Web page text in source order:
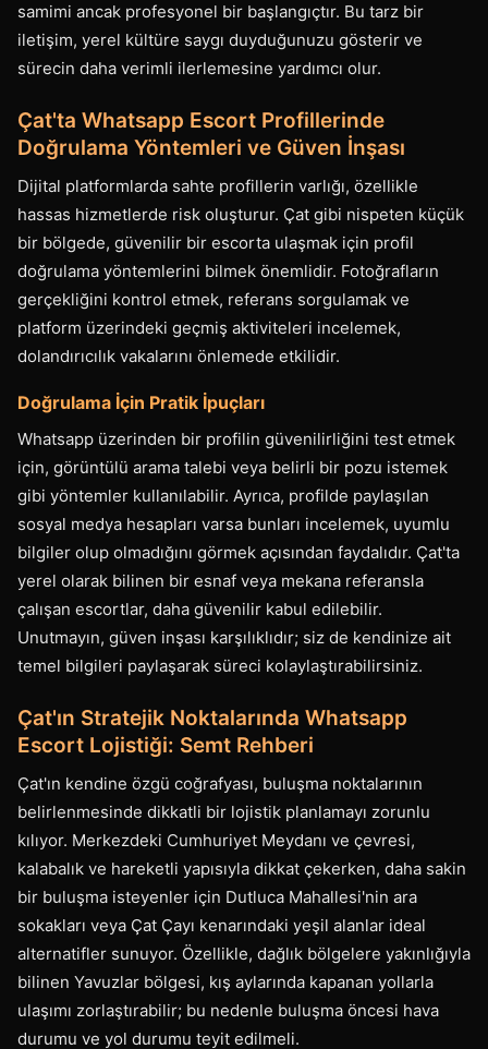
samimi ancak profesyonel bir başlangıçtır. Bu tarz bir
iletişim, yerel kültüre saygı duyduğunuzu gösterir ve
sürecin daha verimli ilerlemesine yardımcı olur.
Çat'ta Whatsapp Escort Profillerinde
Doğrulama Yöntemleri ve Güven İnşası
Dijital platformlarda sahte profillerin varlığı, özellikle
hassas hizmetlerde risk oluşturur. Çat gibi nispeten küçük
bir bölgede, güvenilir bir escorta ulaşmak için profil
doğrulama yöntemlerini bilmek önemlidir. Fotoğrafların
gerçekliğini kontrol etmek, referans sorgulamak ve
platform üzerindeki geçmiş aktiviteleri incelemek,
dolandırıcılık vakalarını önlemede etkilidir.
Doğrulama İçin Pratik İpuçları
Whatsapp üzerinden bir profilin güvenilirliğini test etmek
için, görüntülü arama talebi veya belirli bir pozu istemek
gibi yöntemler kullanılabilir. Ayrıca, profilde paylaşılan
sosyal medya hesapları varsa bunları incelemek, uyumlu
bilgiler olup olmadığını görmek açısından faydalıdır. Çat'ta
yerel olarak bilinen bir esnaf veya mekana referansla
çalışan escortlar, daha güvenilir kabul edilebilir.
Unutmayın, güven inşası karşılıklıdır; siz de kendinize ait
temel bilgileri paylaşarak süreci kolaylaştırabilirsiniz.
Çat'ın Stratejik Noktalarında Whatsapp
Escort Lojistiği: Semt Rehberi
Çat'ın kendine özgü coğrafyası, buluşma noktalarının
belirlenmesinde dikkatli bir lojistik planlamayı zorunlu
kılıyor. Merkezdeki Cumhuriyet Meydanı ve çevresi,
kalabalık ve hareketli yapısıyla dikkat çekerken, daha sakin
bir buluşma isteyenler için Dutluca Mahallesi'nin ara
sokakları veya Çat Çayı kenarındaki yeşil alanlar ideal
alternatifler sunuyor. Özellikle, dağlık bölgelere yakınlığıyla
bilinen Yavuzlar bölgesi, kış aylarında kapanan yollarla
ulaşımı zorlaştırabilir; bu nedenle buluşma öncesi hava
durumu ve yol durumu teyit edilmeli.